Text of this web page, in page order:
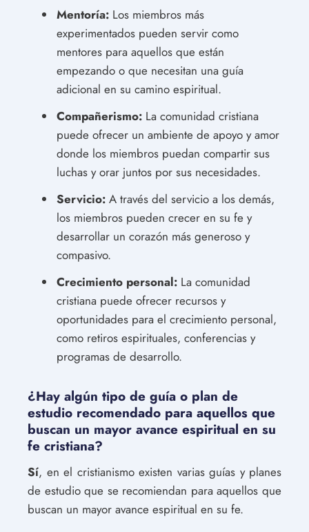
Mentoría: Los miembros más
experimentados pueden servir como
mentores para aquellos que están
empezando o que necesitan una guía
adicional en su camino espiritual.
Compañerismo: La comunidad cristiana
puede ofrecer un ambiente de apoyo y amor
donde los miembros puedan compartir sus
luchas y orar juntos por sus necesidades.
Servicio: A través del servicio a los demás,
los miembros pueden crecer en su fe y
desarrollar un corazón más generoso y
compasivo.
Crecimiento personal: La comunidad
cristiana puede ofrecer recursos y
oportunidades para el crecimiento personal,
como retiros espirituales, conferencias y
programas de desarrollo.
¿Hay algún tipo de guía o plan de
estudio recomendado para aquellos que
buscan un mayor avance espiritual en su
fe cristiana?
Sí, en el cristianismo existen varias guías y planes
de estudio que se recomiendan para aquellos que
buscan un mayor avance espiritual en su fe.